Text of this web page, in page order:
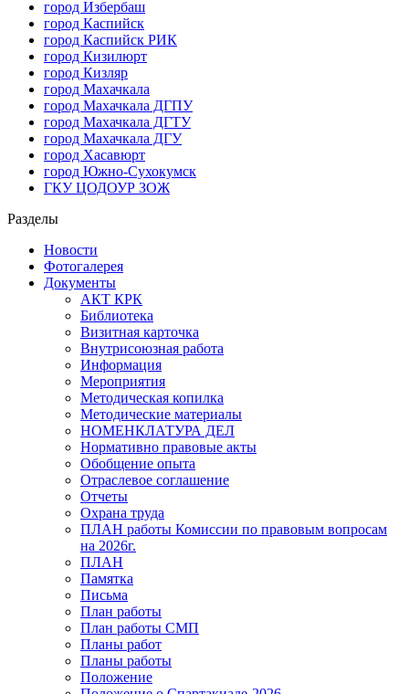
город Избербаш
город Каспийск
город Каспийск РИК
город Кизилюрт
город Кизляр
город Махачкала
город Махачкала ДГПУ
город Махачкала ДГТУ
город Махачкала ДГУ
город Хасавюрт
город Южно-Сухокумск
ГКУ ЦОДОУР ЗОЖ
Разделы
Новости
Фотогалерея
Документы
АКТ КРК
Библиотека
Визитная карточка
Внутрисоюзная работа
Информация
Мероприятия
Методическая копилка
Методические материалы
НОМЕНКЛАТУРА ДЕЛ
Нормативно правовые акты
Обобщение опыта
Отраслевое соглашение
Отчеты
Охрана труда
ПЛАН работы Комиссии по правовым вопросам
на 2026г.
ПЛАН
Памятка
Письма
План работы
План работы СМП
Планы работ
Планы работы
Положение